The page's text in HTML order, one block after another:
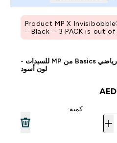
Product MP X
– Black – 3 PACK is out
شورت رياضي Basics من MP للسيدات -
لون أسود
كمية: